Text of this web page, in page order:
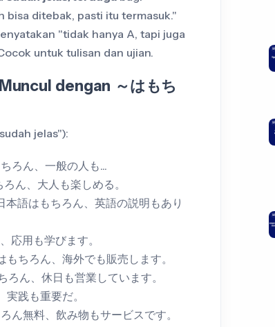
bisa ditebak, pasti itu termasuk."
"tidak hanya A, tapi juga
untuk tulisan dan ujian.
dengan ～はもち
jelas"):
ろん、一般の人も...
ん、大人も楽しめる。
語はもちろん、英語の説明もあり
用も学びます。
ちろん、海外でも販売します。
ん、休日も営業しています。
践も重要だ。
無料、飲み物もサービスです。